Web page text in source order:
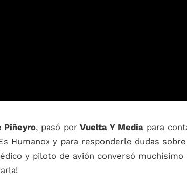
Piñeyro, pasó por Vuelta Y Media para
Humano» y para responderle dudas
y piloto de avión conversó